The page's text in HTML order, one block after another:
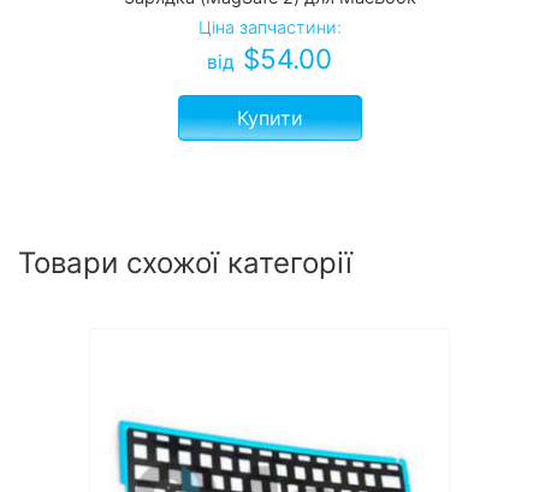
Ціна запчастини:
від $54.00
Купити
Товари схожої категорії